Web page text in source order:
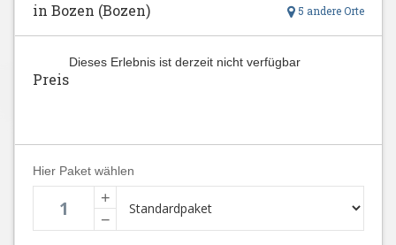
5 andere Orte
in Bozen (Bozen)
Dieses Erlebnis ist derzeit nicht verfügbar
Preis
Hier Paket wählen
+
−